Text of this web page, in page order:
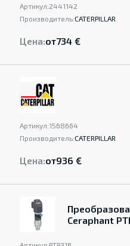
Артикул:2441142
Производитель:CATERPILLAR
Цена:от734 €
Артикул:1568664
Производитель:CATERPILLAR
Цена:от936 €
Ceraphant